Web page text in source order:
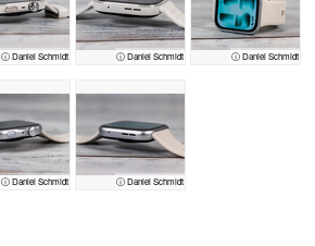
ⓘ Daniel Schmidt ⓘ Daniel Schmidt ⓘ Daniel Schmidt
ⓘ Daniel Schmidt ⓘ Daniel Schmidt